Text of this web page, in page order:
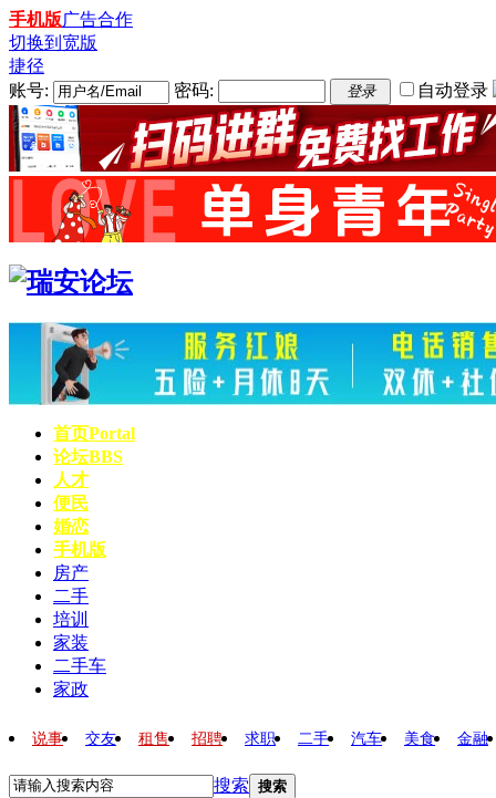
手机版广告合作
切换到宽版
捷径
账号:
密码: 登录 自动登录
首页Portal
论坛BBS
人才
便民
婚恋
手机版
房产
二手
培训
家装
二手车
家政
说事 交友 租售 招聘 求职 二手 汽车 美食 金融
搜索 搜索